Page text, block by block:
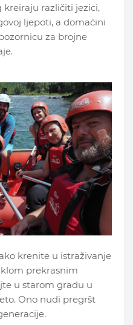
kreiraju različiti jezici,
ljepoti, a domaćini
za brojne
krenite u istraživanje
prekrasnim
u starom gradu u
Ono nudi pregršt